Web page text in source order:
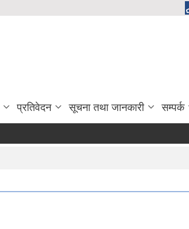
प्रतिवेदन सूचना तथा जानकारी सम्पर्क